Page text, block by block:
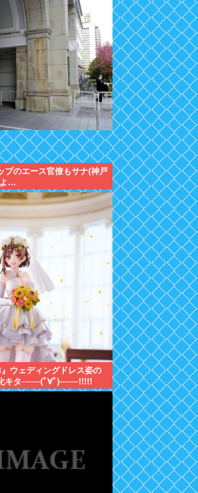
プのエース官僚もサナ(神戸
よ…
』ウェディングドレス姿の
キタ───(ﾟ∀ﾟ)───!!!!!